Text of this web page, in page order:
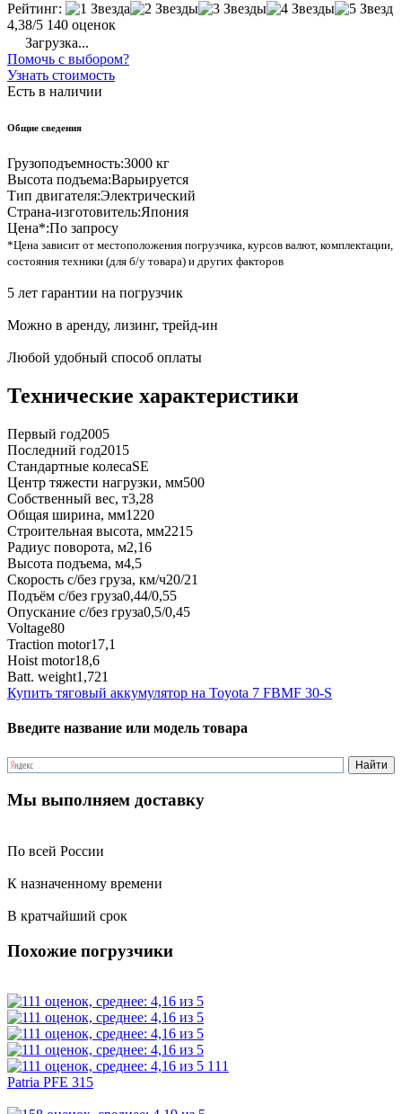
Рейтинг:
4,38/5 140 оценок
Загрузка...
Помочь с выбором?
Узнать стоимость
Есть в наличии
Общие сведения
Грузоподъемность:3000 кг
Высота подъема:Варьируется
Тип двигателя:Электрический
Страна-изготовитель:Япония
Цена*:По запросу
*Цена зависит от местоположения погрузчика, курсов валют, комплектации,
состояния техники (для б/у товара) и других факторов
5 лет гарантии на погрузчик
Можно в аренду, лизинг, трейд-ин
Любой удобный способ оплаты
Технические характеристики
Первый год2005
Последний год2015
Стандартные колесаSE
Центр тяжести нагрузки, мм500
Собственный вес, т3,28
Общая ширина, мм1220
Строительная высота, мм2215
Радиус поворота, м2,16
Высота подъема, м4,5
Скорость с/без груза, км/ч20/21
Подъём с/без груза0,44/0,55
Опускание с/без груза0,5/0,45
Voltage80
Traction motor17,1
Hoist motor18,6
Batt. weight1,721
Купить тяговый аккумулятор на Toyota 7 FBMF 30-S
Введите название или модель товара
Мы выполняем доставку
По всей России
К назначенному времени
В кратчайший срок
Похожие погрузчики
111
Patria PFE 315